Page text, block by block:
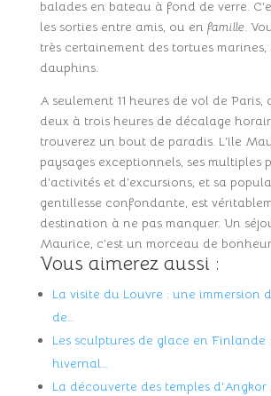
balades en bateau à fond de verre.
les sorties entre amis, ou en famille.
très certainement des tortues marines,
dauphins.
A seulement 11 heures de vol de Paris,
deux à trois heures de décalage
trouverez un bout de paradis. L’île
paysages exceptionnels, ses multiples
d’activités et d’excursions, et sa
gentillesse confondante, est
destination à ne pas manquer. Un
Maurice, c’est un morceau de
Vous aimerez aussi :
La visite du Louvre : une immersion
de…
Les sculptures de glace en Finlande
hivernal…
La découverte des temples